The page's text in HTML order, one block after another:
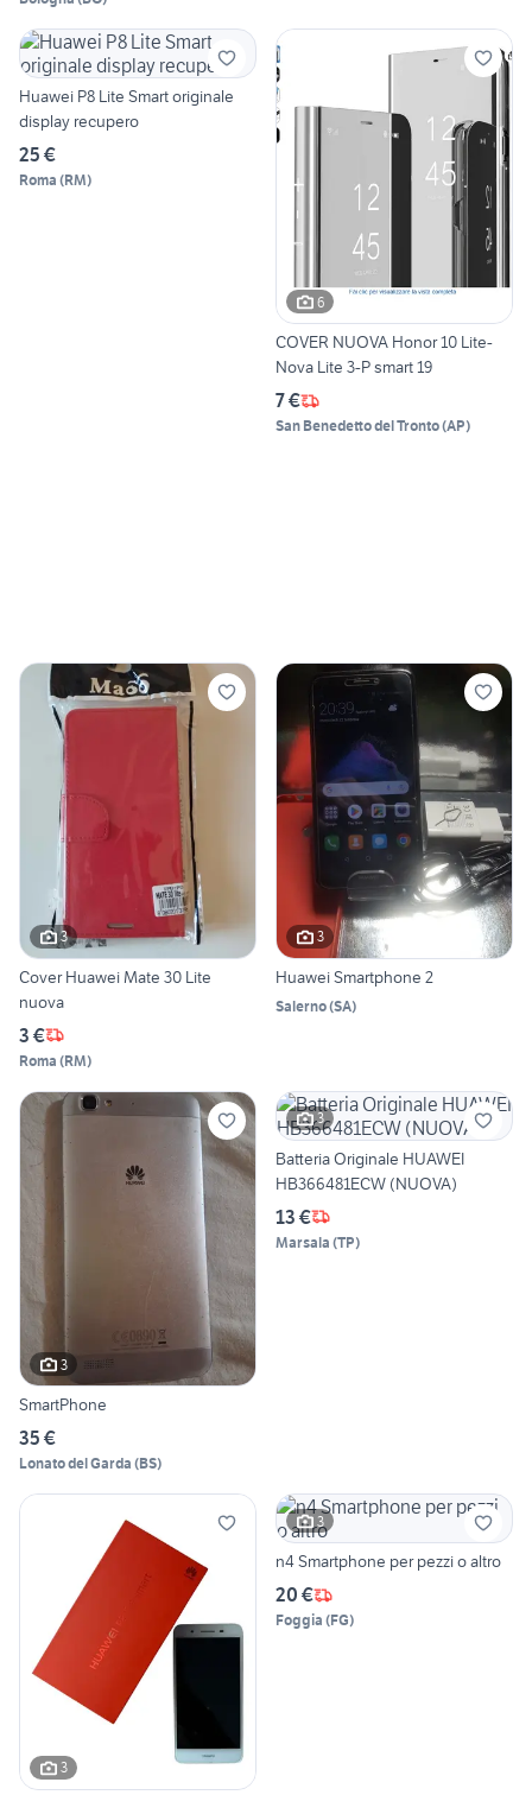
Huawei P8 Lite Smart originale
display recupero
25 €
Roma (RM)
6
COVER NUOVA Honor 10 Lite-
Nova Lite 3-P smart 19
7 €
San Benedetto del Tronto(AP)
3
Cover Huawei Mate 30 Lite
nuova
3 €
Roma (RM)
3
Huawei Smartphone 2
Salerno(SA)
3
SmartPhone
35 €
Lonato del Garda (BS)
3
Batteria Originale HUAWEI
HB366481ECW (NUOVA)
13 €
Marsala (TP)
3
3
n4 Smartphone per pezzi o altro
20 €
Foggia (FG)